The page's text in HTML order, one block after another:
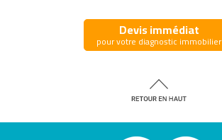
Devis immédiat
pour votre diagnostic immobilier